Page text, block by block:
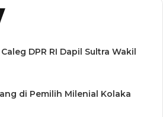
DPR RI Dapil Sultra Wakil
di Pemilih Milenial Kolaka